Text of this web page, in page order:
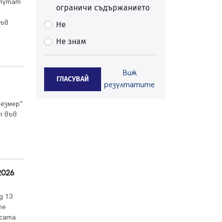
във
13
Перник
Вече няма чакащи с години за
присъединяване към мрежата на
05.08.2026, 11:22
След сигнали: Санкции за шумни
младежи и предупреждения
ограничи съдържанието
Не
Не знам
ГЛАСУВАЙ
Виж
резултатите